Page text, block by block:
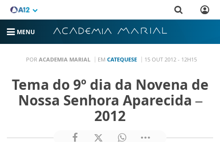
MENU
POR ACADEMIA MARIAL EM CATEQUESE 15 OUT 2012 - 12H15
Tema do 9º dia da Novena de
Nossa Senhora Aparecida –
2012